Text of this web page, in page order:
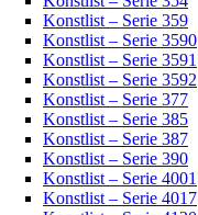
Konstlist – Serie 359
Konstlist – Serie 3590
Konstlist – Serie 3591
Konstlist – Serie 3592
Konstlist – Serie 377
Konstlist – Serie 385
Konstlist – Serie 387
Konstlist – Serie 390
Konstlist – Serie 4001
Konstlist – Serie 4017